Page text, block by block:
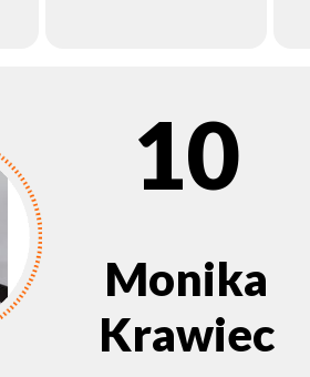
10
Monika
Krawiec